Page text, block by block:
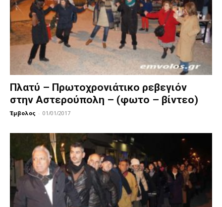
Πλατύ – Πρωτοχρονιάτικο ρεβεγιόν
στην Αστερούπολη – (φωτο – βίντεο)
Έμβολος - 01/01/2017